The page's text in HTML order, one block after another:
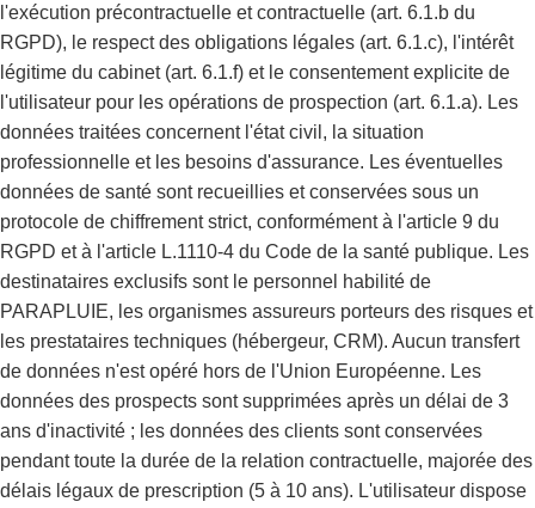
l'exécution précontractuelle et contractuelle (art. 6.1.b du
RGPD), le respect des obligations légales (art. 6.1.c), l'intérêt
légitime du cabinet (art. 6.1.f) et le consentement explicite de
l'utilisateur pour les opérations de prospection (art. 6.1.a). Les
données traitées concernent l'état civil, la situation
professionnelle et les besoins d'assurance. Les éventuelles
données de santé sont recueillies et conservées sous un
protocole de chiffrement strict, conformément à l'article 9 du
RGPD et à l'article L.1110-4 du Code de la santé publique. Les
destinataires exclusifs sont le personnel habilité de
PARAPLUIE, les organismes assureurs porteurs des risques et
les prestataires techniques (hébergeur, CRM). Aucun transfert
de données n'est opéré hors de l'Union Européenne. Les
données des prospects sont supprimées après un délai de 3
ans d'inactivité ; les données des clients sont conservées
pendant toute la durée de la relation contractuelle, majorée des
délais légaux de prescription (5 à 10 ans). L'utilisateur dispose